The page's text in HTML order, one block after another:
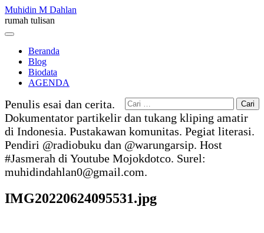
Skip
to
content
Muhidin M Dahlan
rumah tulisan
Menu
Beranda
Blog
Biodata
AGENDA
Cari
untuk:
Penulis esai dan cerita.
Dokumentator partikelir dan tukang kliping amatir
di Indonesia. Pustakawan komunitas. Pegiat literasi.
Pendiri @radiobuku dan @warungarsip. Host
#Jasmerah di Youtube Mojokdotco. Surel:
muhidindahlan0@gmail.com.
IMG20220624095531.jpg